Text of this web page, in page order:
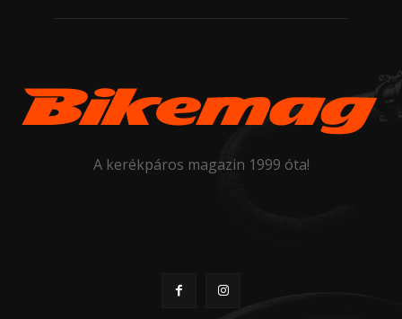
A kerékpáros magazin 1999 óta!